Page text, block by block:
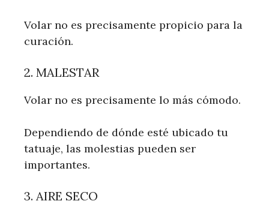
Volar no es precisamente propicio para la
curación.
2. MALESTAR
Volar no es precisamente lo más cómodo.
Dependiendo de dónde esté ubicado tu
tatuaje, las molestias pueden ser
importantes.
3. AIRE SECO